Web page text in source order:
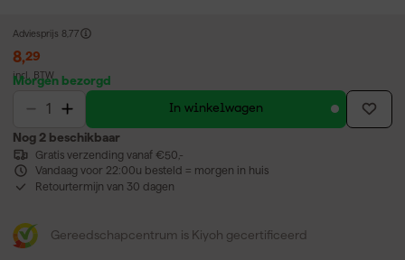
Adviesprijs 8,77
8,29
incl. BTW
Morgen bezorgd
In winkelwagen
Nog 2 beschikbaar
Gratis verzending vanaf €50,-
Vandaag voor 22:00u besteld = morgen in huis
Retourtermijn van 30 dagen
Gereedschapcentrum is Kiyoh gecertificeerd